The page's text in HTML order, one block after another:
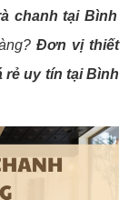
chanh tại Bình
Đơn vị thiết
rẻ uy tín tại Bình